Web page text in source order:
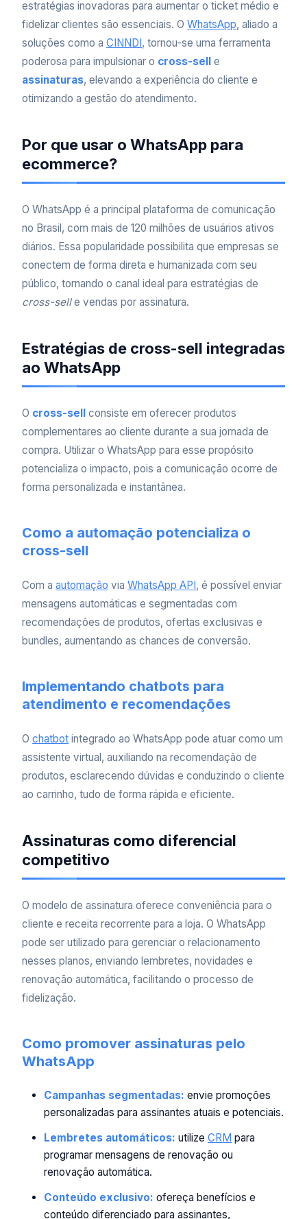
estratégias inovadoras para aumentar o ticket médio e
fidelizar clientes são essenciais. O WhatsApp, aliado a
soluções como a CINNDI, tornou-se uma ferramenta
poderosa para impulsionar o cross-sell e
assinaturas, elevando a experiência do cliente e
otimizando a gestão do atendimento.
Por que usar o WhatsApp para
ecommerce?
O WhatsApp é a principal plataforma de comunicação
no Brasil, com mais de 120 milhões de usuários ativos
diários. Essa popularidade possibilita que empresas se
conectem de forma direta e humanizada com seu
público, tornando o canal ideal para estratégias de
cross-selle vendas por assinatura.
Estratégias de cross-sell integradas
ao WhatsApp
O cross-sell consiste em oferecer produtos
complementares ao cliente durante a sua jornada de
compra. Utilizar o WhatsApp para esse propósito
potencializa o impacto, pois a comunicação ocorre de
forma personalizada e instantânea.
Como a automação potencializa o
cross-sell
Com a automação via WhatsApp API, é possível enviar
mensagens automáticas e segmentadas com
recomendações de produtos, ofertas exclusivas e
bundles, aumentando as chances de conversão.
Implementando chatbots para
atendimento e recomendações
O chatbot integrado ao WhatsApp pode atuar como um
assistente virtual, auxiliando na recomendação de
produtos, esclarecendo dúvidas e conduzindo o cliente
ao carrinho, tudo de forma rápida e eficiente.
Assinaturas como diferencial
competitivo
O modelo de assinatura oferece conveniência para o
cliente e receita recorrente para a loja. O WhatsApp
pode ser utilizado para gerenciar o relacionamento
nesses planos, enviando lembretes, novidades e
renovação automática, facilitando o processo de
fidelização.
Como promover assinaturas pelo
WhatsApp
Campanhas segmentadas: envie promoções
personalizadas para assinantes atuais e potenciais.
Lembretes automáticos: utilize CRM para
programar mensagens de renovação ou
renovação automática.
Conteúdo exclusivo: ofereça benefícios e
conteúdo diferenciado para assinantes,